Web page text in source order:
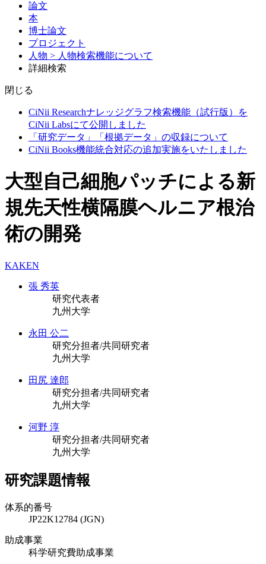
論文
本
博士論文
プロジェクト
人物 > 人物検索機能について
詳細検索
閉じる
CiNii Researchナレッジグラフ検索機能（試行版）を
CiNii Labsにて公開しました
「研究データ」「根拠データ」の収録について
CiNii Books機能統合対応の追加実施をいたしました
大型自己細胞パッチによる新
規先天性横隔膜ヘルニア根治
術の開発
KAKEN
張 秀英
研究代表者
九州大学
永田 公二
研究分担者/共同研究者
九州大学
田尻 達郎
研究分担者/共同研究者
九州大学
河野 淳
研究分担者/共同研究者
九州大学
研究課題情報
体系的番号
JP22K12784 (JGN)
助成事業
科学研究費助成事業